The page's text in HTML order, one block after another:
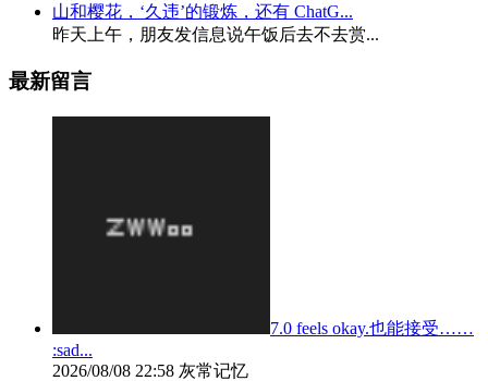
山和樱花，‘久违’的锻炼，还有 ChatG...
昨天上午，朋友发信息说午饭后去不去赏...
最新留言
7.0 feels okay.也能接受……
:sad...
2026/08/08 22:58 灰常记忆